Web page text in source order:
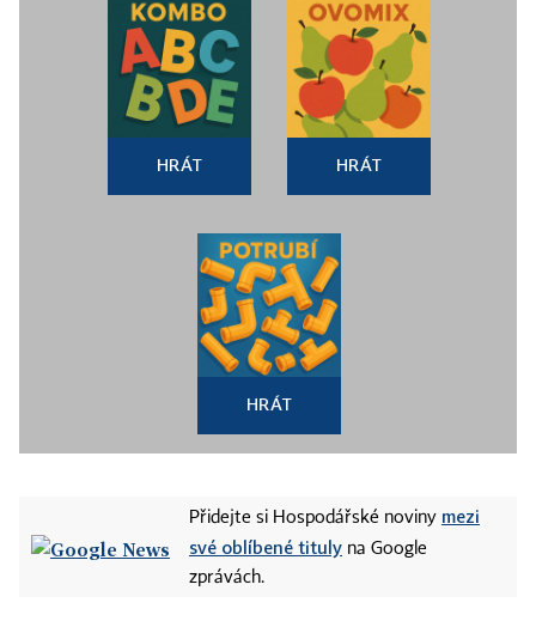
HRÁT HRÁT
HRÁT
Přidejte si Hospodářské noviny mezi
své oblíbené tituly na Google
zprávách.